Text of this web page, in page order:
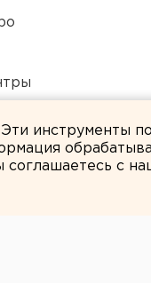
инструменты
соглашаетесь с